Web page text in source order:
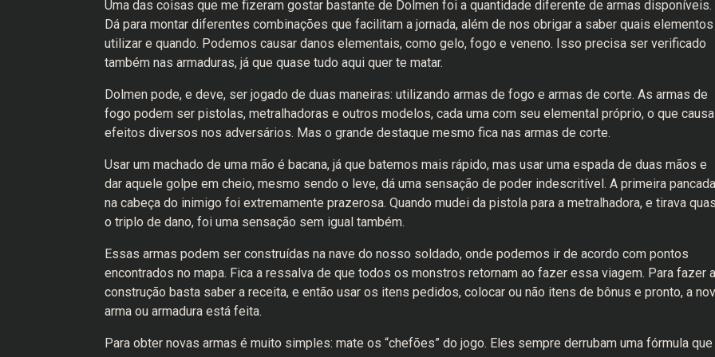
Uma das coisas que me fizeram gostar bastante de Dolmen foi a quantidade diferente de armas disponíveis.
Dá para montar diferentes combinações que facilitam a jornada, além de nos obrigar a saber quais elementos
utilizar e quando. Podemos causar danos elementais, como gelo, fogo e veneno. Isso precisa ser verificado
também nas armaduras, já que quase tudo aqui quer te matar.
Dolmen pode, e deve, ser jogado de duas maneiras: utilizando armas de fogo e armas de corte. As armas de
fogo podem ser pistolas, metralhadoras e outros modelos, cada uma com seu elemental próprio, o que causa
efeitos diversos nos adversários. Mas o grande destaque mesmo fica nas armas de corte.
Usar um machado de uma mão é bacana, já que batemos mais rápido, mas usar uma espada de duas mãos e
dar aquele golpe em cheio, mesmo sendo o leve, dá uma sensação de poder indescritível. A primeira pancada
na cabeça do inimigo foi extremamente prazerosa. Quando mudei da pistola para a metralhadora, e tirava
o triplo de dano, foi uma sensação sem igual também.
Essas armas podem ser construídas na nave do nosso soldado, onde podemos ir de acordo com pontos
encontrados no mapa. Fica a ressalva de que todos os monstros retornam ao fazer essa viagem. Para fazer a
construção basta saber a receita, e então usar os itens pedidos, colocar ou não itens de bônus e pronto, a
arma ou armadura está feita.
Para obter novas armas é muito simples: mate os “chefões” do jogo. Eles sempre derrubam uma fórmula que